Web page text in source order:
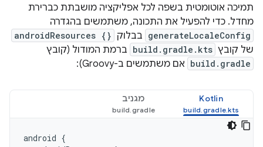
תמיכה אוטומטית בשפה לכל אפליקציה מושבתת כברירת
מחדל. כדי להפעיל את התכונה, משתמשים בהגדרה
generateLocaleConfig בבלוק androidResources {}
של קובץ build.gradle.kts ברמת המודול (קובץ
build.gradle אם משתמשים ב-Groovy):
Kotlin מגניב
android {